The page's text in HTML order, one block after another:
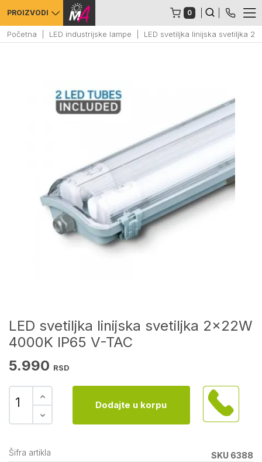
PROIZVODI 0
Početna LED industrijske lampe LED svetiljka linijska svetiljka
LED svetiljka linijska svetiljka 2x22W
4000K IP65 V-TAC
5.990 RSD
Dodajte u korpu
Šifra artikla
SKU 6388